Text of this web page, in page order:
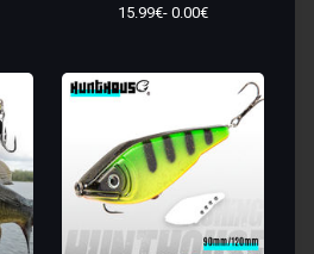
15.99€- 0.00€